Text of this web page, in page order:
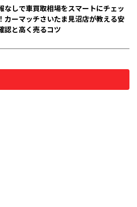
なしで車買取相場をスマートにチェッ
カーマッチさいたま見沼店が教える安
認と高く売るコツ